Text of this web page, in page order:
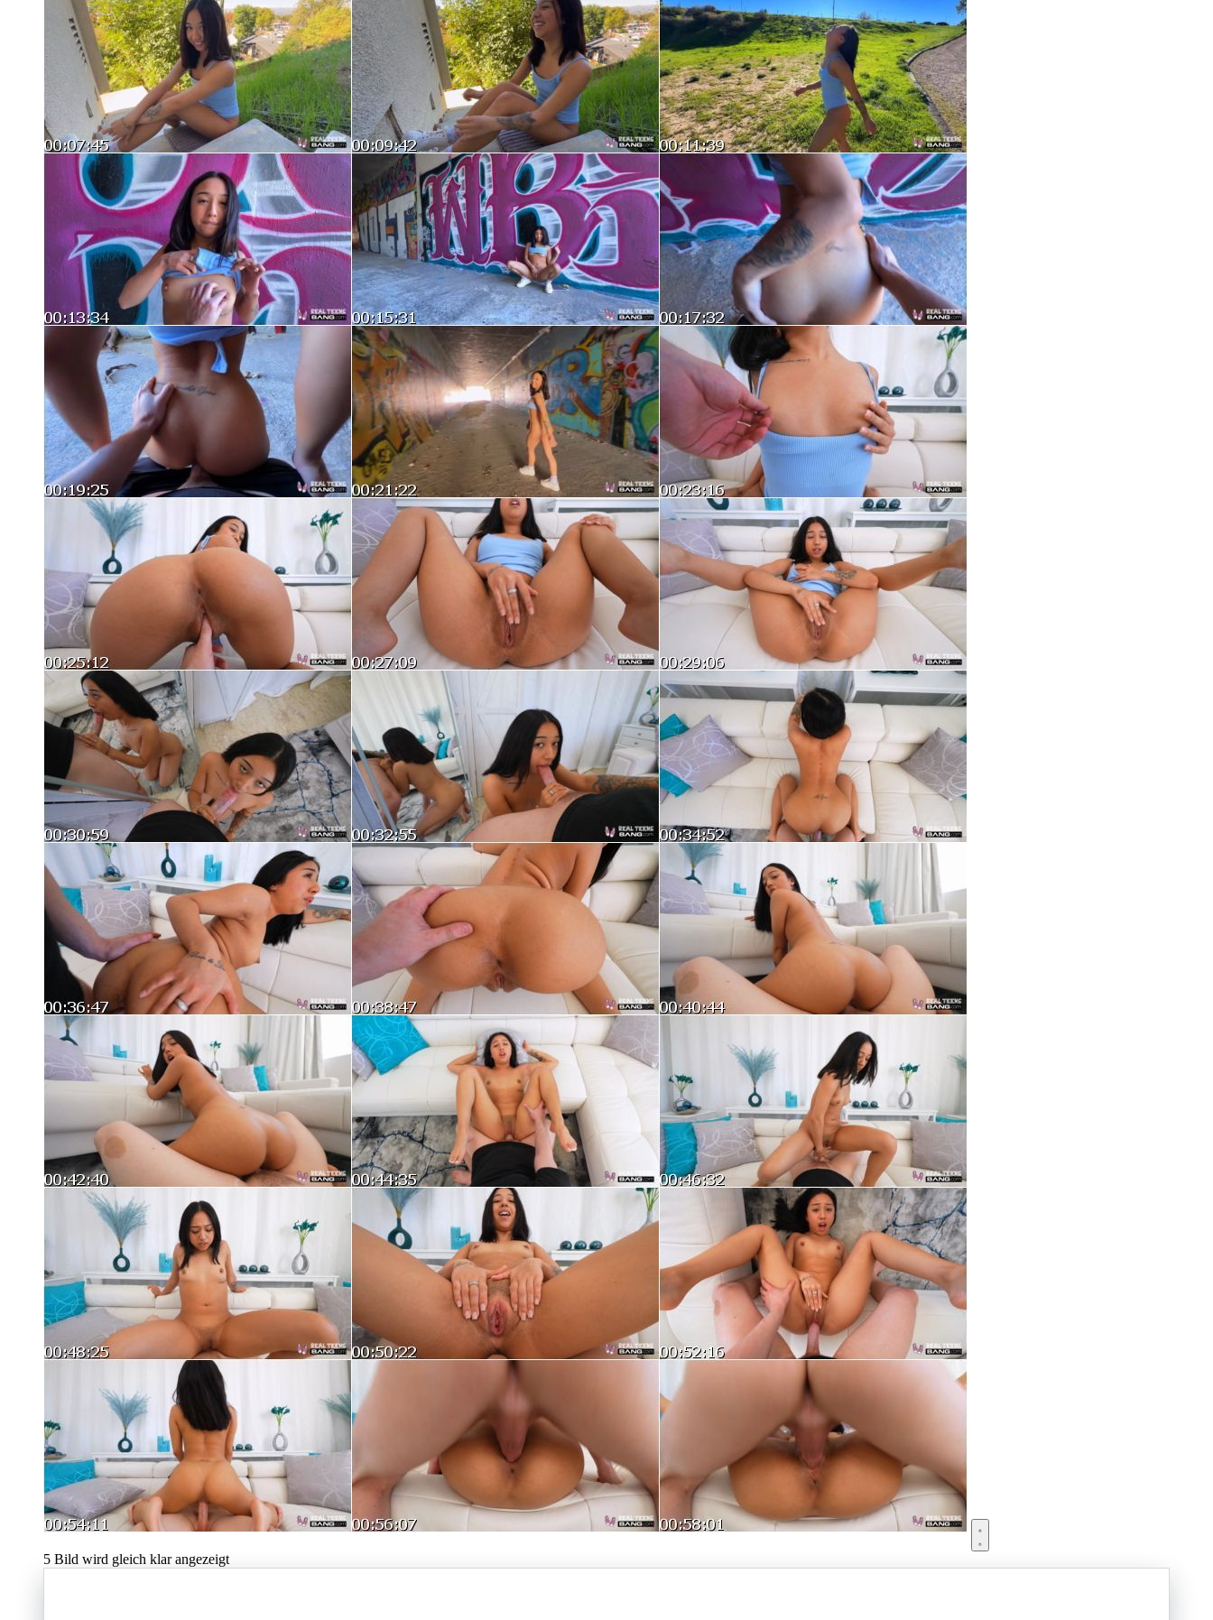
5 Bild wird gleich klar angezeigt